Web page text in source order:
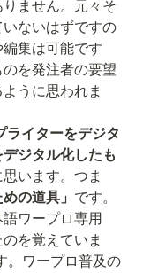
ません。元々そ
ないはずですの
集は可能です
を発注者の要望
うに思われま
ライターをデジタ
ジタル化したも
います。つま
の道具」 です。
ワープロ専用
を覚えていま
。ワープロ普及の